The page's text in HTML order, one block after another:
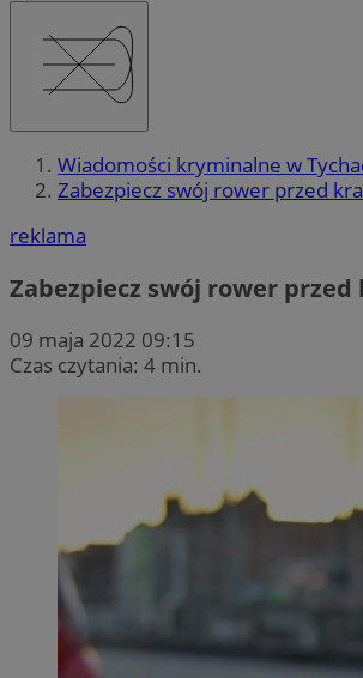
Wiadomości kryminalne w
Zabezpiecz swój rower przed
reklama
Zabezpiecz swój rower przed
09 maja 2022 09:15
Czas czytania: 4 min.